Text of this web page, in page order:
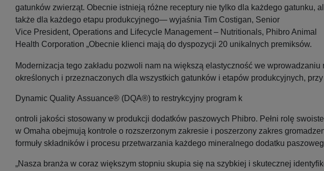
gatunków zwierząt. Obecnie istnieją różne receptury nie tylko dla każdego gatunku,
także dla każdego etapu produkcyjnego— wyjaśnia Tim Costigan, Senior
Vice President, Operations and Lifecycle Management – Nutritionals, Phibro Animal
Health Corporation „Obecnie klienci mają do dyspozycji 20 unikalnych premiksów.
Modernizacja tego zakładu pozwoli nam na większą elastyczność we
określonych i przeznaczonych dla wszystkich gatunków i etapów produkcyjnych,
Dynamic Quality Assuance® (DQA®) to restrykcyjny program k
ontroli jakości stosowany w produkcji dodatków paszowych Phibro. Pełni rolę
w Omaha obejmują kontrole o rozszerzonym zakresie i poszerzony zakres
formuły składników i procesu przetwarzania każdego mineralnego dodatku
„Nasza branża w coraz większym stopniu skupia się na szybkiej i skutecznej